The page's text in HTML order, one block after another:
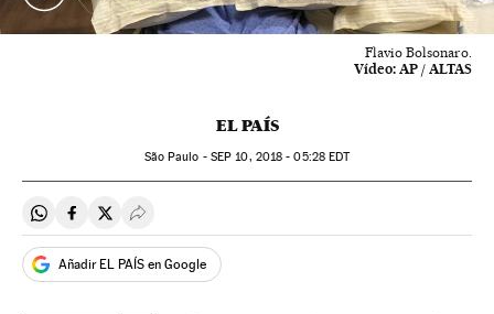
Flavio Bolsonaro.
Vídeo: AP / ALTAS
EL PAÍS
São Paulo - SEP 10, 2018 - 05:28EDT
Compartir en Whatsapp
Compartir en Facebook
Compartir en Twitter
Desplegar Redes Sociales
Añadir EL PAÍS en Google